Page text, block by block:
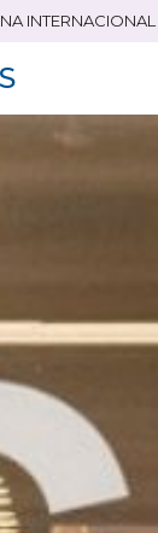
INTERNACIONAL